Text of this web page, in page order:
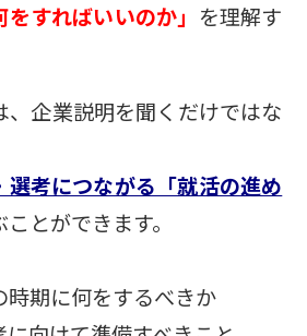
をすればいいのか」 を理解す
、企業説明を聞くだけではな
選考につながる「就活の進め
とができます。
時期に何をするべきか